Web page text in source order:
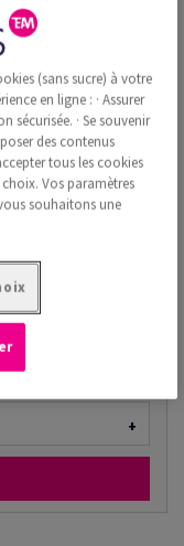
m2, 320mm x
Mix Credit
Recommander ce produit
+
(sans sucre) à votre
en ligne : · Assurer
sécurisée. · Se souvenir
des contenus
tous les cookies
Vos paramètres
souhaitons une